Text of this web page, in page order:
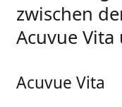
zwischen
Acuvue Vita
Acuvue Vita